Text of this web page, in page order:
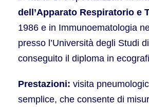
dell’Apparato Respiratorio e
1986 e in Immunoematologia
presso l’Università degli Studi
conseguito il diploma in
Prestazioni: visita
semplice, che consente di